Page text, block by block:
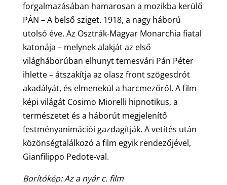
forgalmazásában hamarosan a mozikba kerülő
PÁN – A belső sziget. 1918, a nagy háború
utolsó éve. Az Osztrák-Magyar Monarchia fiatal
katonája – melynek alakját az első
világháborúban elhunyt temesvári Pán Péter
ihlette – átszakítja az olasz front szögesdrót
akadályát, és elmenekül a harcmezőről. A film
képi világát Cosimo Miorelli hipnotikus, a
természetet és a háborút megjelenítő
festményanimációi gazdagítják. A vetítés után
közönségtalálkozó a film egyik rendezőjével,
Gianfilippo Pedote-val.
Borítókép: Az a nyár c. film